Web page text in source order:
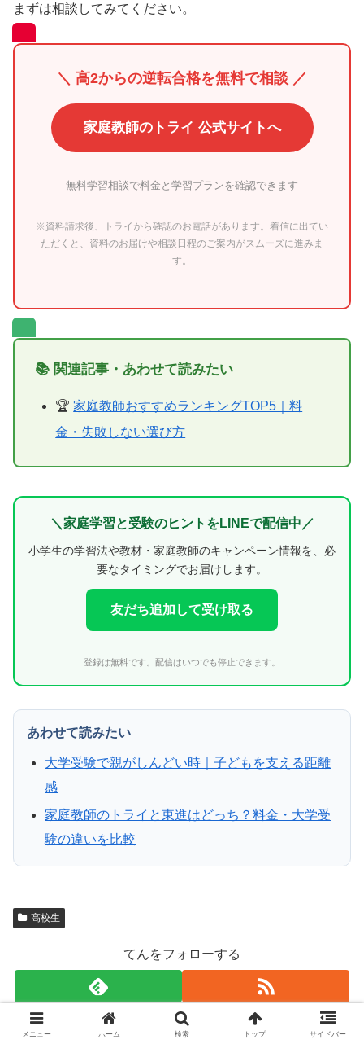
まずは相談してみてください。
＼ 高2からの逆転合格を無料で相談 ／
家庭教師のトライ 公式サイトへ
無料学習相談で料金と学習プランを確認できます
※資料請求後、トライから確認のお電話があります。着信に出てい
ただくと、資料のお届けや相談日程のご案内がスムーズに進みま
す。
📚 関連記事・あわせて読みたい
🏆家庭教師おすすめランキングTOP5｜料
金・失敗しない選び方
＼家庭学習と受験のヒントをLINEで配信中／
小学生の学習法や教材・家庭教師のキャンペーン情報を、必
要なタイミングでお届けします。
友だち追加して受け取る
登録は無料です。配信はいつでも停止できます。
あわせて読みたい
大学受験で親がしんどい時｜子どもを支える距離
感
家庭教師のトライと東進はどっち？料金・大学受
験の違いを比較
高校生
てんをフォローする
てん
メニュー ホーム 検索 トップ サイドバー